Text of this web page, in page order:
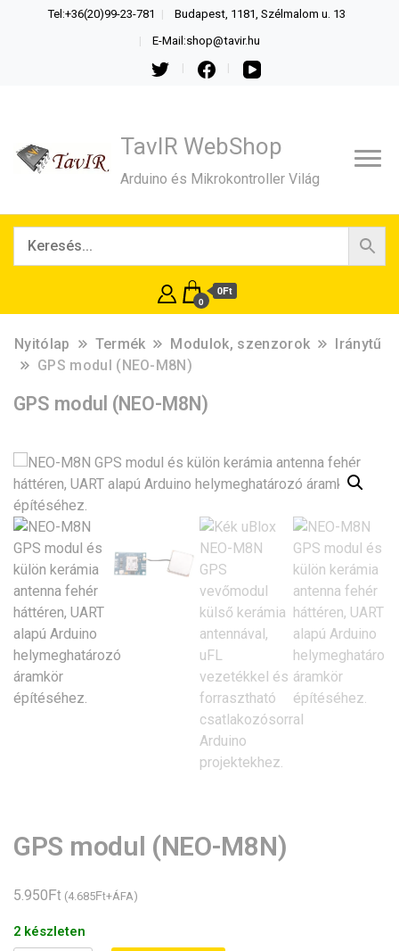
Tel:+36(20)99-23-781 Budapest, 1181, Szélmalom u. 13
E-Mail:shop@tavir.hu
TavIR WebShop
Arduino és Mikrokontroller Világ
0
0Ft
Nyitólap Termék Modulok, szenzorok
Iránytű
GPS modul (NEO-M8N)
GPS modul (NEO-M8N)
GPS modul (NEO-M8N)
5.950Ft (4.685Ft+ÁFA)
2 készleten